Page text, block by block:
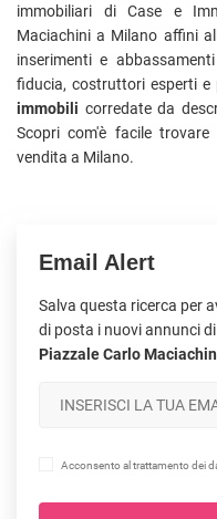
immobiliari di Case e
Maciachini a Milano affini
inserimenti e
fiducia, costruttori esperti
immobili corredate da
Scopri com'è facile trovare
vendita a Milano.
Email Alert
Salva questa ricerca per
di posta i nuovi annunci di
Piazzale Carlo
Acconsento al trattamento dei